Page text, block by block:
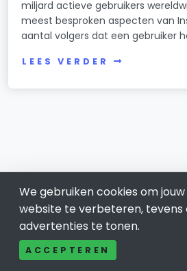
miljard actieve gebruikers
meest besproken aspecten van
aantal volgers dat een gebruiker
LEES VERDER
Krimpener Waard
We gebruiken cookies om
website te verbeteren,
advertenties te tonen.
ACCEPTEREN